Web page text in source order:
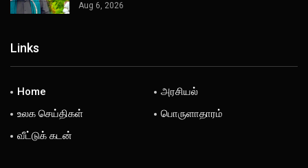
Aug 6, 2026
Links
Home
அரசியல்
உலக செய்திகள்
பொருளாதாரம்
வீட்டுக் கடன்